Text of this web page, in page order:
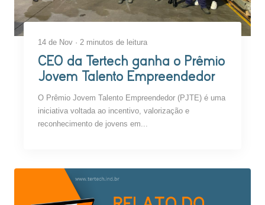
14 de Nov · 2 minutos de leitura
CEO da Tertech ganha o Prêmio
Jovem Talento Empreendedor
O Prêmio Jovem Talento Empreendedor (PJTE) é uma
iniciativa voltada ao incentivo, valorização e
reconhecimento de jovens em...